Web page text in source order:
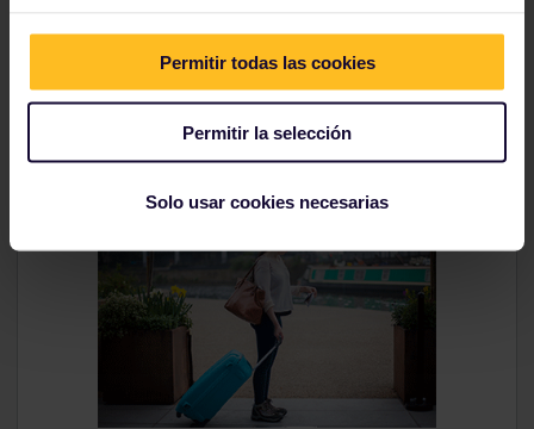
Permitir todas las cookies
Permitir la selección
Solo usar cookies necesarias
Guarda tu equipaje con Stasher